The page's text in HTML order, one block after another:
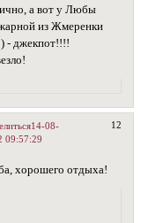
а вот у Любы
из Жмеренки
) - джекпот!!!!
12
14-08-
09:57:29
хорошего отдыха!